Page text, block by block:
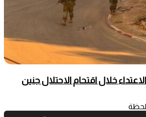
خلال اقتحام الاحتلال جنين